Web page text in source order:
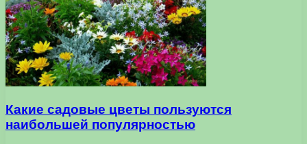
Какие садовые цветы пользуются
наибольшей популярностью